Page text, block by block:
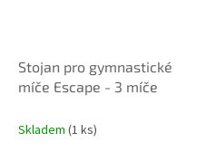
Stojan pro gymnastické
míče Escape - 3 míče
Skladem (1 ks)